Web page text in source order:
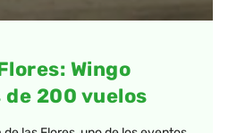
Wingo
200 vuelos